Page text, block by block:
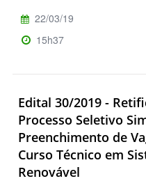
22/03/19
15h37
Edital 30/2019 -
Processo Seletivo
Preenchimento de
Curso Técnico em
Renovável